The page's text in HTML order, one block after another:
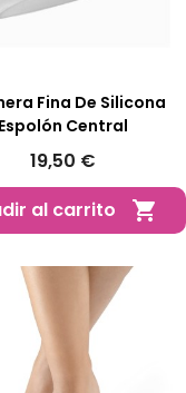
Fina De Silicona
Espolón Central
19,50 €
al carrito
